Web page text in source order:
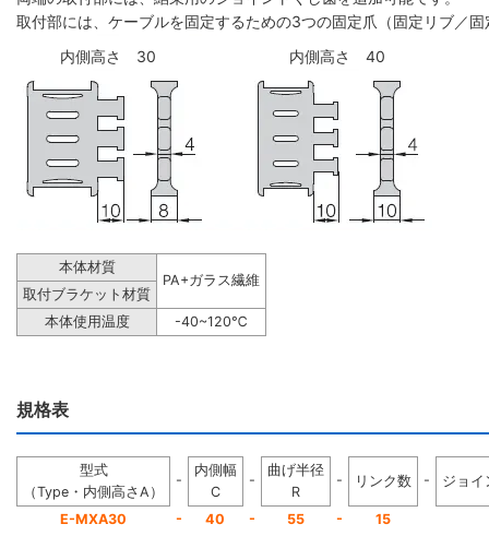
取付部には、ケーブルを固定するための3つの固定爪（固定リブ／
内側高さ 30
内側高さ 40
本体材質
PA+ガラス繊維
取付ブラケット材質
本体使用温度
-40~120℃
規格表
型式
（Type・内側高さA）
-
内側幅
C
-
曲げ半径
R
- リンク数 - ジョイ
E-MXA30 - 40 - 55 -
15